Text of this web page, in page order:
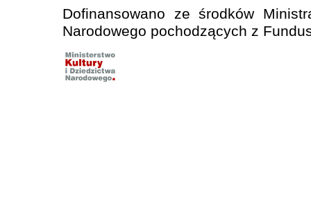
Dofinansowano ze środków
Narodowego pochodzących z